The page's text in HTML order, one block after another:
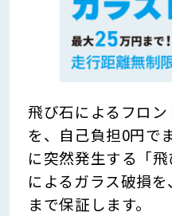
飛び石によるフロ
を、自己負担0円で
に突然発生する「飛
によるガラス破損を
まで保証します。